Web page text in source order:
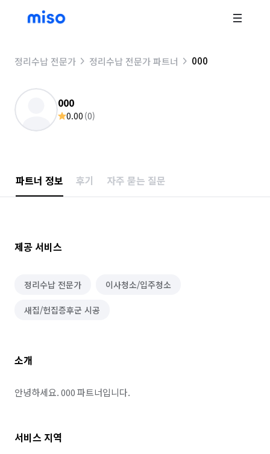
정리수납 전문가 정리수납 전문가 파트너 000
000
0.00 (0)
파트너 정보 후기 자주 묻는 질문
제공 서비스
정리수납 전문가 이사청소/입주청소
새집/헌집증후군 시공
소개
안녕하세요. 000 파트너입니다.
서비스 지역